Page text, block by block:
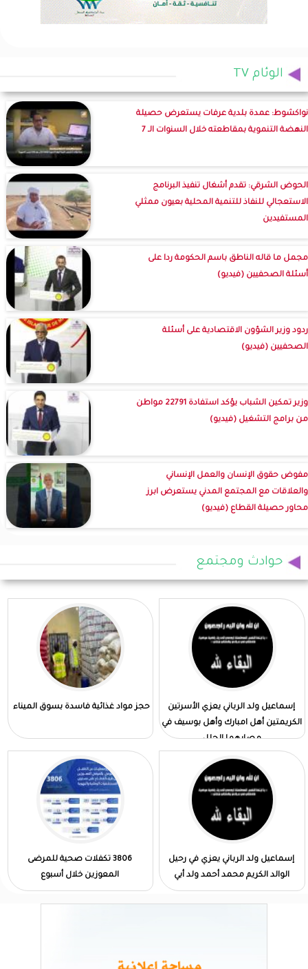
الوئام TV
نواكشوط: عمدة بلدية عرفات يستعرض حصيلة
النهضة التنموية بمقاطعته خلال السنوات الـ 7
الحوض الشرقي: تقدم أشغال تنفيذ البرنامج
الاستعجالي للنفاذ للتنمية المحلية بعيون ممثلي
المستفيدين
مجمل ما قاله الناطق باسم الحكومة ردا على
أسئلة الصحفيين (فيديو)
ردود وزير الشؤون الاقتصادية على أسئلة
الصحفيين (فيديو)
وزير تمكين الشباب يؤكد استفادة 22791 مواطن
من برامج التشغيل (فيديو)
مفوض حقوق الإنسان والعمل الإنساني
والعلاقات مع المجتمع المدني يستعرض ابرز
محاور حصيلة القطاع (فيديو)
حوادث ومجتمع
إسماعيل ولد الرباني يعزي الأسرتين
الكريمتين أهل امبارك وأهل بوسيف في
مصابهما الجلل
حجز مواد غذائية فاسدة بسوق الميناء
إسماعيل ولد الرباني يعزي في رحيل
الوالد الكريم محمد أحمد ولد أبي
3806 تكفلات صحية للمرضى
المعوزين خلال أسبوع